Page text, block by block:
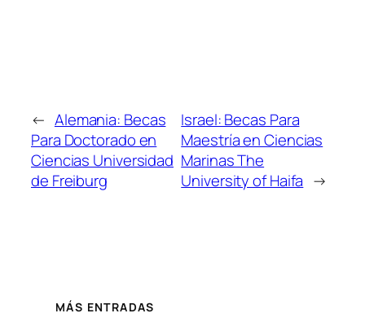
← Alemania: Becas
Para Doctorado en
Ciencias Universidad
de Freiburg
Israel: Becas Para
Maestría en Ciencias
Marinas The
University of Haifa →
MÁS ENTRADAS